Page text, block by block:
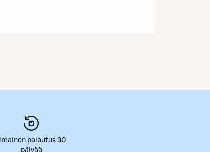
Ilmainen palautus 30
päivää